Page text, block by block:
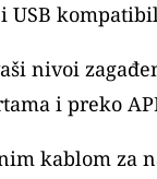
USB
nivoi
i preko
kablom za